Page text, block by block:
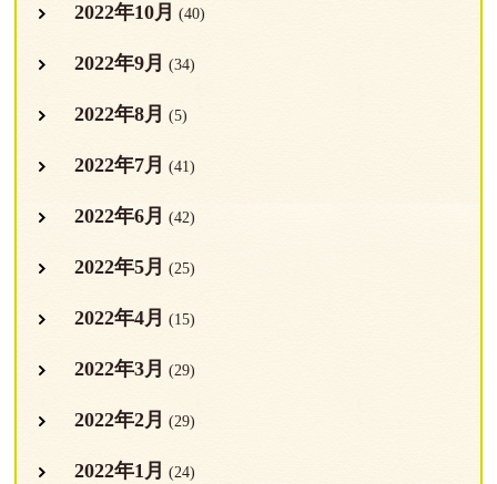
2022年10月 (40)
2022年9月 (34)
2022年8月 (5)
2022年7月 (41)
2022年6月 (42)
2022年5月 (25)
2022年4月 (15)
2022年3月 (29)
2022年2月 (29)
2022年1月 (24)